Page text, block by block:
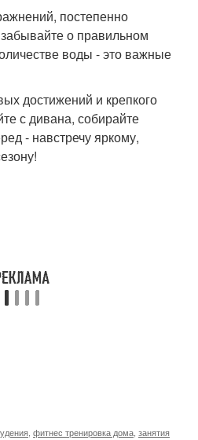
постепенно
о правильном
воды - это важные
достижений и крепкого
с дивана, собирайте
- навстречу яркому,
фитнес тренировка дома занятия